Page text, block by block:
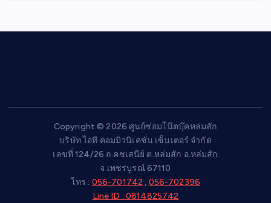
Copyright © 2026 ศูนย์ซ่อมโน๊ตบุ๊คหล่มสัก
บริษัท ไอที คอมมิวนิเคชั่น เซ็นเตอร์ จำกัด
เลขที่ 124/26 ถ.คชเสนีย์ ต.หล่มสัก อ.หล่มสัก
จ.เพชรบูรณ์ 67110
โทร : 056-701742 , 056-702396
Line ID : 0814825742